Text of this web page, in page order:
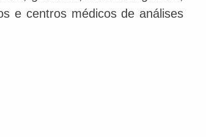
e centros médicos de análises